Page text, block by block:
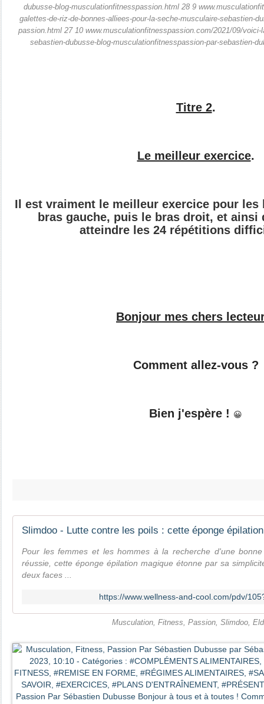
dubusse-blog-musculationfitnesspassion.html 28 9
galettes-de-riz-de-bonnes-alliees-pour-la-seche-musculaire-sebastien-
passion.html 27 10 www.musculationfitnesspassion.com/2021/09/voici-
sebastien-dubusse-blog-musculationfitnesspassion-par-sebastien-
Titre 2.
Le meilleur exercice.
Il est vraiment le meilleur exercice pour les
bras gauche, puis le bras droit, et ainsi
atteindre les 24 répétitions
Bonjour mes chers
Comment allez-vous ?
Bien j'espère ! 😀
Pour les femmes et les hommes à la recherche d'une
réussie, cette éponge épilation magique étonne par sa
deux faces ...
https://www.wellness-and-cool.com/pdv/
Musculation, Fitness, Passion, Slimdoo,